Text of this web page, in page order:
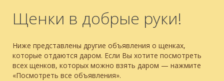
Щенки в добрые руки!
Ниже представлены другие объявления о щенках,
которые отдаются даром. Если Вы хотите посмотреть
всех щенков, которых можно взять даром — нажмите
«Посмотреть все объявления».